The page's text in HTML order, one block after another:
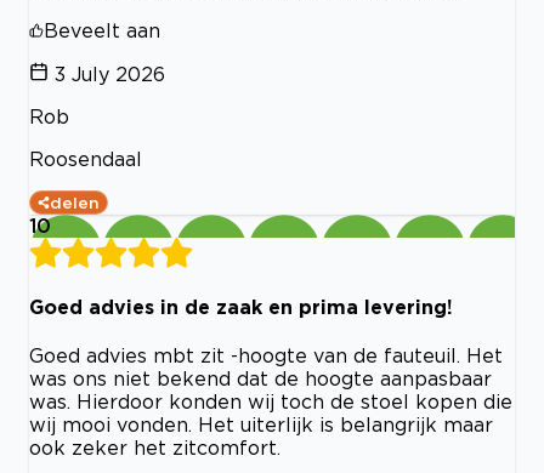
Beveelt aan
3 July 2026
Rob
Roosendaal
delen
10
Goed advies in de zaak en prima levering!
Goed advies mbt zit -hoogte van de fauteuil. Het
was ons niet bekend dat de hoogte aanpasbaar
was. Hierdoor konden wij toch de stoel kopen die
wij mooi vonden. Het uiterlijk is belangrijk maar
ook zeker het zitcomfort.